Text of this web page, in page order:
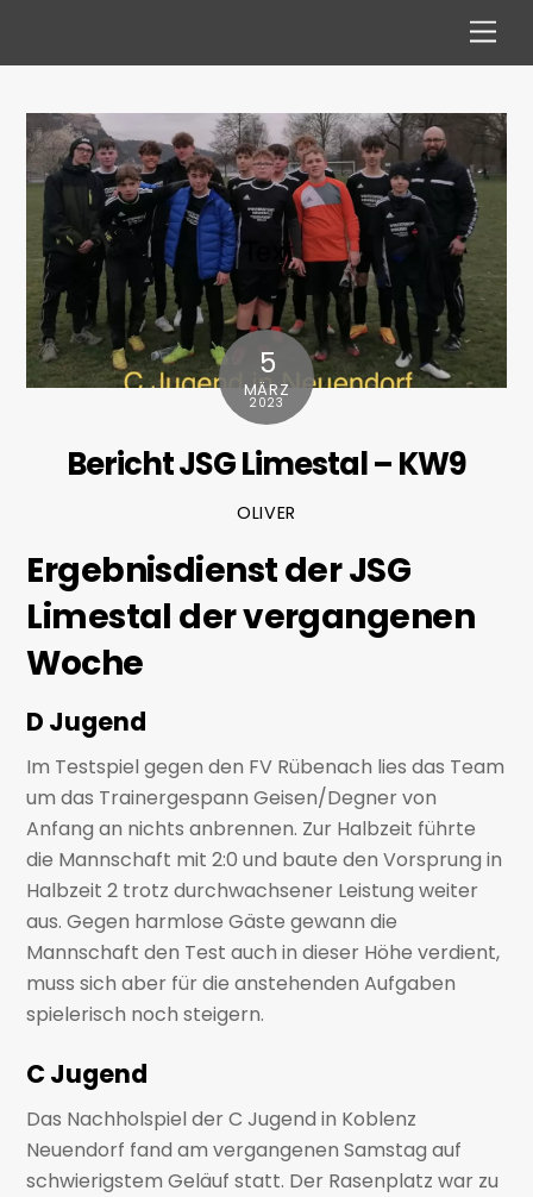
5
MÄRZ
2023
Bericht JSG Limestal – KW9
OLIVER
Ergebnisdienst der JSG
Limestal der vergangenen
Woche
D Jugend
Im Testspiel gegen den FV Rübenach lies das Team
um das Trainergespann Geisen/Degner von
Anfang an nichts anbrennen. Zur Halbzeit führte
die Mannschaft mit 2:0 und baute den Vorsprung in
Halbzeit 2 trotz durchwachsener Leistung weiter
aus. Gegen harmlose Gäste gewann die
Mannschaft den Test auch in dieser Höhe verdient,
muss sich aber für die anstehenden Aufgaben
spielerisch noch steigern.
C Jugend
Das Nachholspiel der C Jugend in Koblenz
Neuendorf fand am vergangenen Samstag auf
schwierigstem Geläuf statt. Der Rasenplatz war zu